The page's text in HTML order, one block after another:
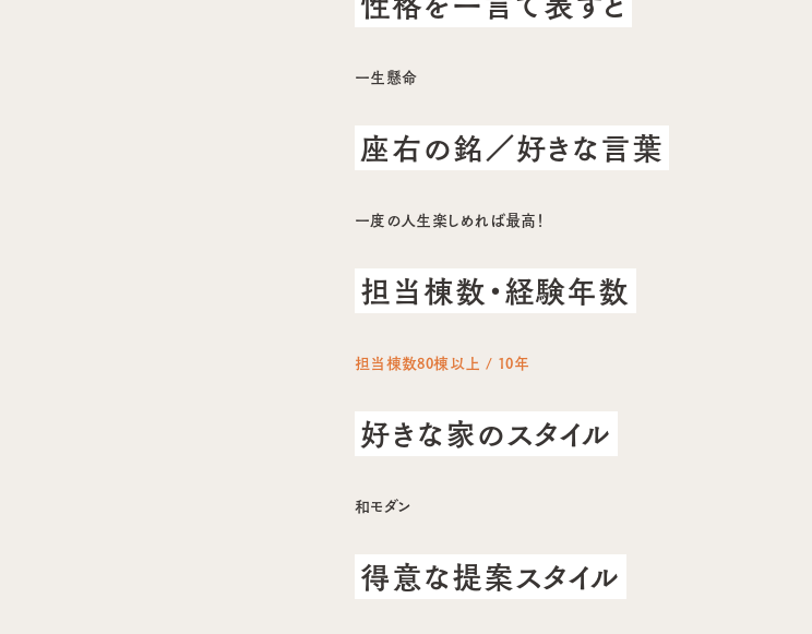
一生懸命
座右の銘／好きな言葉
一度の人生楽しめれば最高！
担当棟数・経験年数
担当棟数80棟以上 / 10年
好きな家のスタイル
和モダン
得意な提案スタイル